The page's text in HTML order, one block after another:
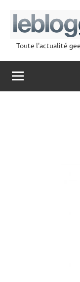
contenu
Toute l'actualité